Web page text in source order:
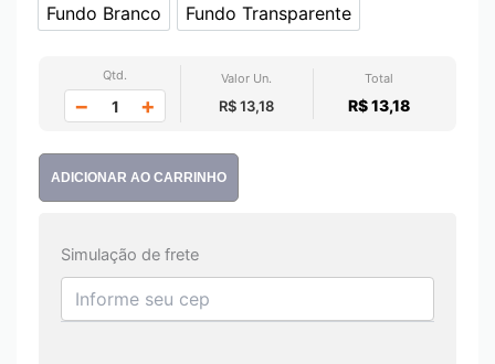
Fundo Branco
Fundo Branco
Fundo Transparente
Fundo Transparente
Qtd.
− +
Valor Un.
R$ 13,18
Total
R$ 13,18
ADICIONAR AO CARRINHO
Simulação de frete